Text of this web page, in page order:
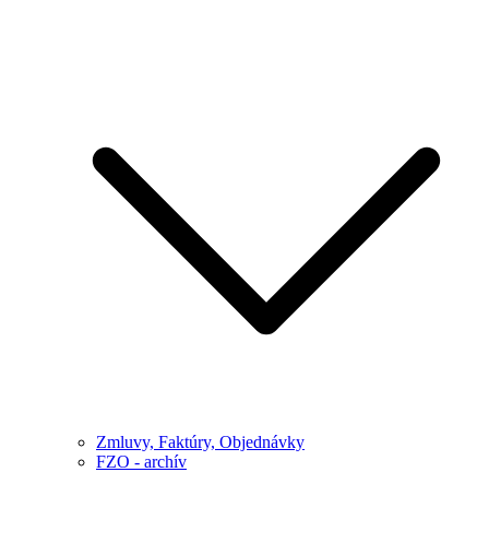
Zmluvy, Faktúry, Objednávky
FZO - archív